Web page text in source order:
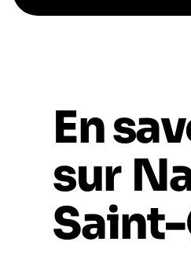
En
sur